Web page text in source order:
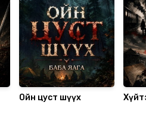
Ойн цуст шүүх